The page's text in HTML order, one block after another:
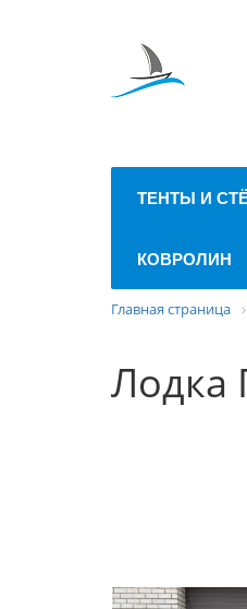
ТЕНТЫ И
КОВРОЛИН
Главная страница
Лодка